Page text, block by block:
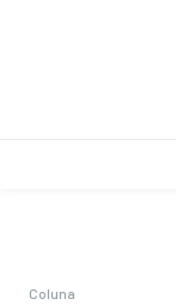
Coluna